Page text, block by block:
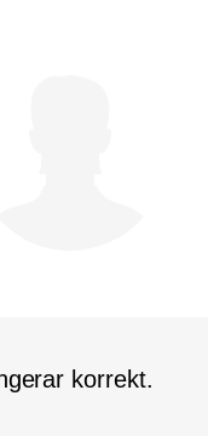
korrekt.